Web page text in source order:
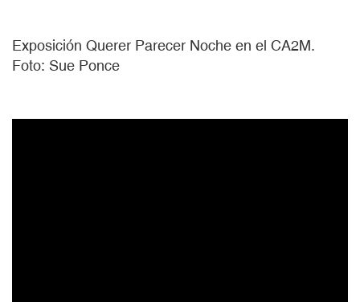
Exposición Querer Parecer Noche en el CA2M.
Foto: Sue Ponce